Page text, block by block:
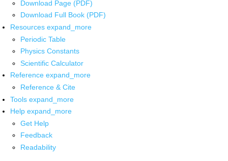
Download Page (PDF)
Download Full Book (PDF)
Resources expand_more
Periodic Table
Physics Constants
Scientific Calculator
Reference expand_more
Reference & Cite
Tools expand_more
Help expand_more
Get Help
Feedback
Readability